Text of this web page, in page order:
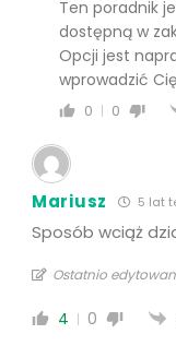
Ten poradnik
dostępną w
Opcji jest
wprowadzić
0 0
Mariusz 5 lat
Sposób wciąż
Ostatnio
4 0